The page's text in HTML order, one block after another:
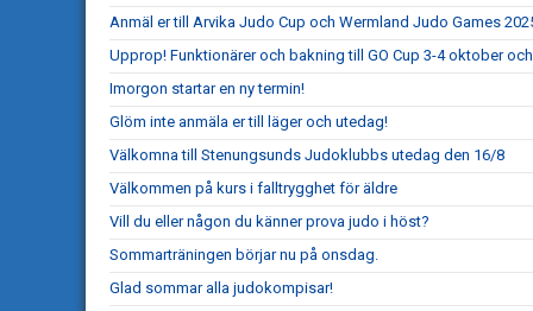
Anmäl er till Arvika Judo Cup och Wermland Judo Games
Upprop! Funktionärer och bakning till GO Cup 3-4 oktober
Imorgon startar en ny termin!
Glöm inte anmäla er till läger och utedag!
Välkomna till Stenungsunds Judoklubbs utedag den 16/8
Välkommen på kurs i falltrygghet för äldre
Vill du eller någon du känner prova judo i höst?
Sommarträningen börjar nu på onsdag.
Glad sommar alla judokompisar!